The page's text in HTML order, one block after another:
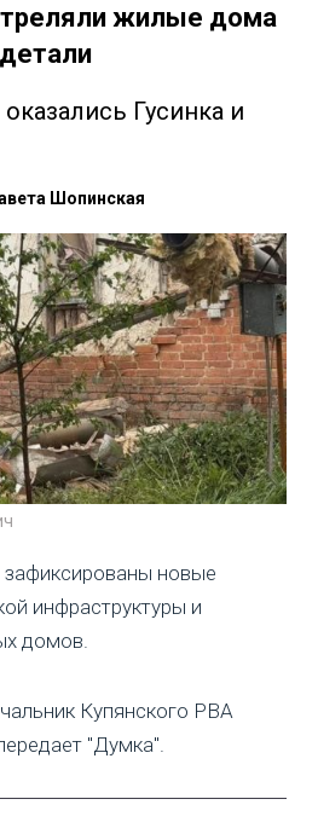
жилые дома
Гусинка и
Шопинская
новые
инфраструктуры и
домов.
Купянского РВА
"Думка".